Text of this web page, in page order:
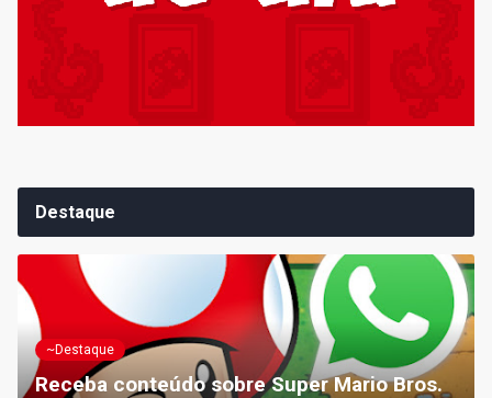
Destaque
~Destaque
Receba conteúdo sobre Super Mario Bros.